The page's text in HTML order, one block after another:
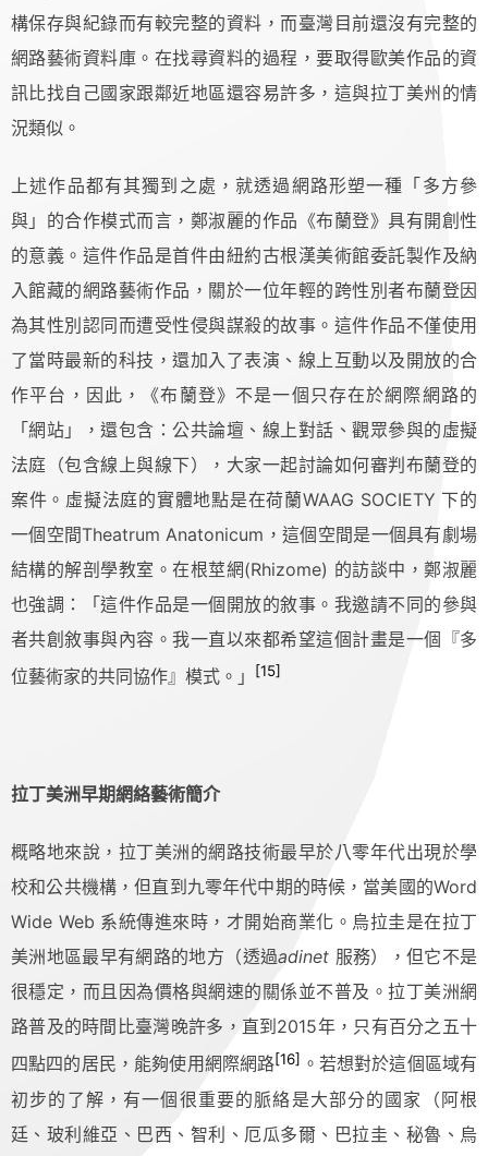
構保存與紀錄而有較完整的資料，而臺灣目前還沒有完整的
網路藝術資料庫。在找尋資料的過程，要取得歐美作品的資
訊比找自己國家跟鄰近地區還容易許多，這與拉丁美州的情
況類似。
上述作品都有其獨到之處，就透過網路形塑一種「多方參
與」的合作模式而言，鄭淑麗的作品《布蘭登》具有開創性
的意義。這件作品是首件由紐約古根漢美術館委託製作及納
入館藏的網路藝術作品，關於一位年輕的跨性別者布蘭登因
為其性別認同而遭受性侵與謀殺的故事。這件作品不僅使用
了當時最新的科技，還加入了表演、線上互動以及開放的合
作平台，因此，《布蘭登》不是一個只存在於網際網路的
「網站」，還包含：公共論壇、線上對話、觀眾參與的虛擬
法庭（包含線上與線下），大家一起討論如何審判布蘭登的
案件。虛擬法庭的實體地點是在荷蘭WAAG SOCIETY 下的
一個空間Theatrum Anatonicum，這個空間是一個具有劇場
結構的解剖學教室。在根莖網(Rhizome) 的訪談中，鄭淑麗
也強調：「這件作品是一個開放的敘事。我邀請不同的參與
者共創敘事與內容。我一直以來都希望這個計畫是一個『多
位藝術家的共同協作』模式。」
[15]
拉丁美洲早期網絡藝術簡介
概略地來說，拉丁美洲的網路技術最早於八零年代出現於學
校和公共機構，但直到九零年代中期的時候，當美國的Word
Wide Web 系統傳進來時，才開始商業化。烏拉圭是在拉丁
美洲地區最早有網路的地方（透過adinet 服務），但它不是
很穩定，而且因為價格與網速的關係並不普及。拉丁美洲網
路普及的時間比臺灣晚許多，直到2015年，只有百分之五十
四點四的居民，能夠使用網際網路[16] 。若想對於這個區域有
初步的了解，有一個很重要的脈絡是大部分的國家（阿根
廷、玻利維亞、巴西、智利、厄瓜多爾、巴拉圭、秘魯、烏